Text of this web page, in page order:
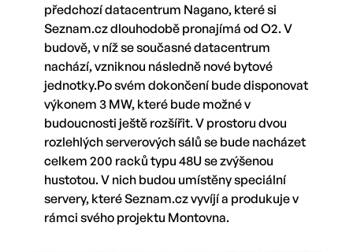
předchozí datacentrum Nagano, které si
Seznam.cz dlouhodobě pronajímá od O2. V
budově, v níž se současné datacentrum
nachází, vzniknou následně nové bytové
jednotky.Po svém dokončení bude disponovat
výkonem 3 MW, které bude možné v
budoucnosti ještě rozšířit. V prostoru dvou
rozlehlých serverových sálů se bude nacházet
celkem 200 racků typu 48U se zvýšenou
hustotou. V nich budou umístěny speciální
servery, které Seznam.cz vyvíjí a produkuje v
rámci svého projektu Montovna.